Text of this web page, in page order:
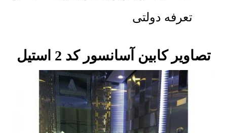
تعرفه دولتی
تصاویر کابین آسانسور کد 2 استیل